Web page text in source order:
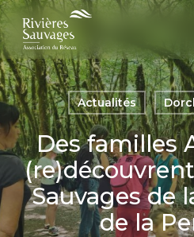
Panneau de gestion des
Passer
au
contenu
principal
Actualités
Des familles
Sauvages de
de la